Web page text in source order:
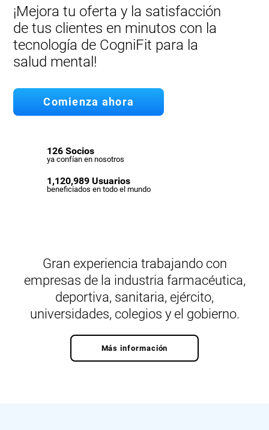
¡Mejora tu oferta y la satisfacción
de tus clientes en minutos con la
tecnología de CogniFit para la
salud mental!
Comienza ahora
126 Socios
ya confían en nosotros
1,120,989 Usuarios
beneficiados en todo el mundo
Gran experiencia trabajando con
empresas de la industria farmacéutica,
deportiva, sanitaria, ejército,
universidades, colegios y el gobierno.
Más información